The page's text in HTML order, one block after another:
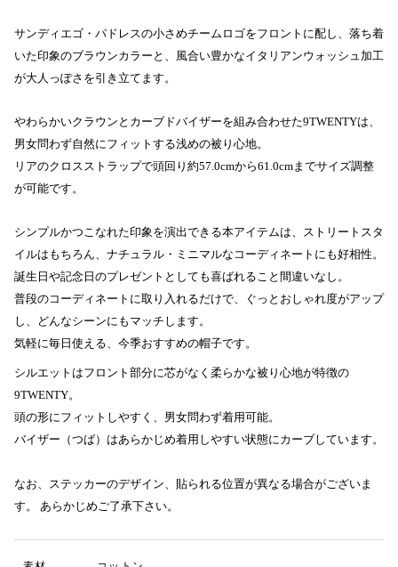
サンディエゴ・パドレスの小さめチームロゴをフロントに配し、落ち着
いた印象のブラウンカラーと、風合い豊かなイタリアンウォッシュ加工
が大人っぽさを引き立てます。
やわらかいクラウンとカーブドバイザーを組み合わせた9TWENTYは、
男女問わず自然にフィットする浅めの被り心地。
リアのクロスストラップで頭回り約57.0cmから61.0cmまでサイズ調整
が可能です。
シンプルかつこなれた印象を演出できる本アイテムは、ストリートスタ
イルはもちろん、ナチュラル・ミニマルなコーディネートにも好相性。
誕生日や記念日のプレゼントとしても喜ばれること間違いなし。
普段のコーディネートに取り入れるだけで、ぐっとおしゃれ度がアップ
し、どんなシーンにもマッチします。
気軽に毎日使える、今季おすすめの帽子です。
シルエットはフロント部分に芯がなく柔らかな被り心地が特徴の
9TWENTY。
頭の形にフィットしやすく、男女問わず着用可能。
バイザー（つば）はあらかじめ着用しやすい状態にカーブしています。
なお、ステッカーのデザイン、貼られる位置が異なる場合がございま
す。 あらかじめご了承下さい。